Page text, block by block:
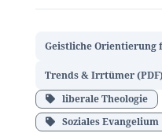
Geistliche Orientierung
Trends & Irrtümer (PDF)
liberale Theologie
Soziales Evangelium